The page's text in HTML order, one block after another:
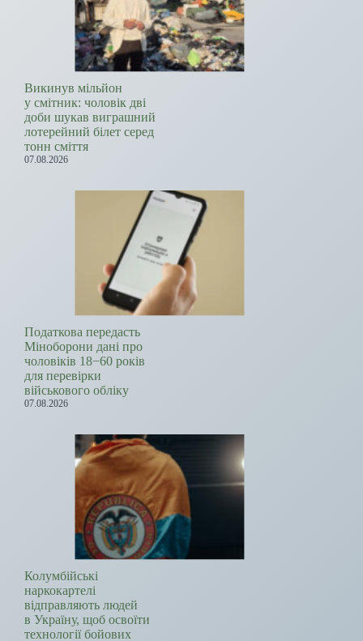
Викинув мільйон
у смітник: чоловік дві
доби шукав виграшний
лотерейний білет серед
тонн сміття
07.08.2026
Податкова передасть
Міноборони дані про
чоловіків 18−60 років
для перевірки
військового обліку
07.08.2026
Колумбійські
наркокартелі
відправляють людей
в Україну, щоб освоїти
технології бойових